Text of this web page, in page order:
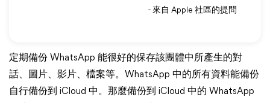
- 來自 Apple 社區的提問
定期備份 WhatsApp 能很好的保存該團體中所產生的對
話、圖片、影片、檔案等。WhatsApp 中的所有資料能備份
自行備份到 iCloud 中。那麼備份到 iCloud 中的 WhatsApp